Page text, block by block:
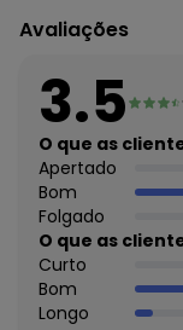
Tecido: Cotton
Histórico de
O preço
algum dia do
agosto/2026
julho/2026
junho/2026
maio/2026
abril/2026
março/2026
Avaliações
3.5
O que as
Apertado
Bom
Folgado
O que as
Curto
Bom
Longo